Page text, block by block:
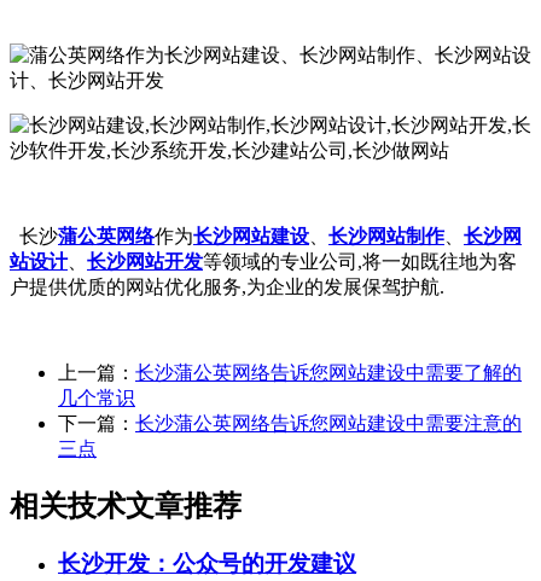
长沙蒲公英网络作为长沙网站建设 长沙网站制作、 长沙网
站设计、 长沙网站开发等领域的专业公司,将一如既往地为客
户提供优质的网站优化服务,为企业的发展保驾护航.
上一篇： 长沙蒲公英网络告诉您网站建设中需要了解的
几个常识
下一篇： 长沙蒲公英网络告诉您网站建设中需要注意的
三点
相关技术文章推荐
长沙开发：公众号的开发建议